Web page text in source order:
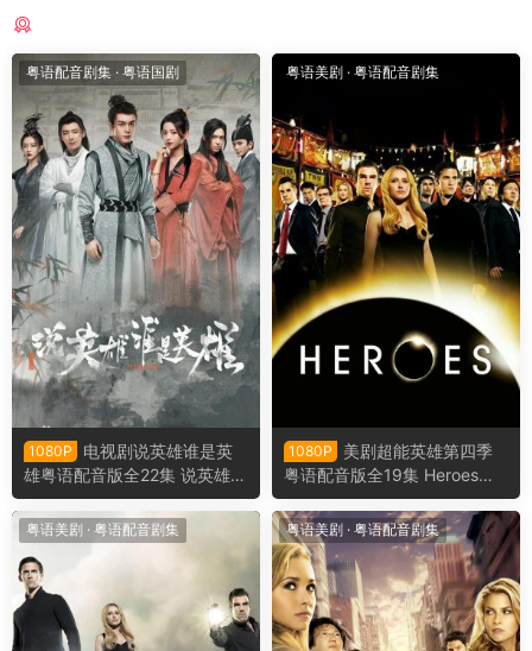
粤语配音剧集 · 粤语国剧
1080P
电视剧说英雄谁是英
雄粤语配音版全22集 说英雄谁
是英雄粤语版
粤语美剧 · 粤语配音剧集
1080P
美剧超能英雄第四季
粤语配音版全19集 Heroes第
四季粤语版
粤语美剧 · 粤语配音剧集 粤语美剧 · 粤语配音剧集